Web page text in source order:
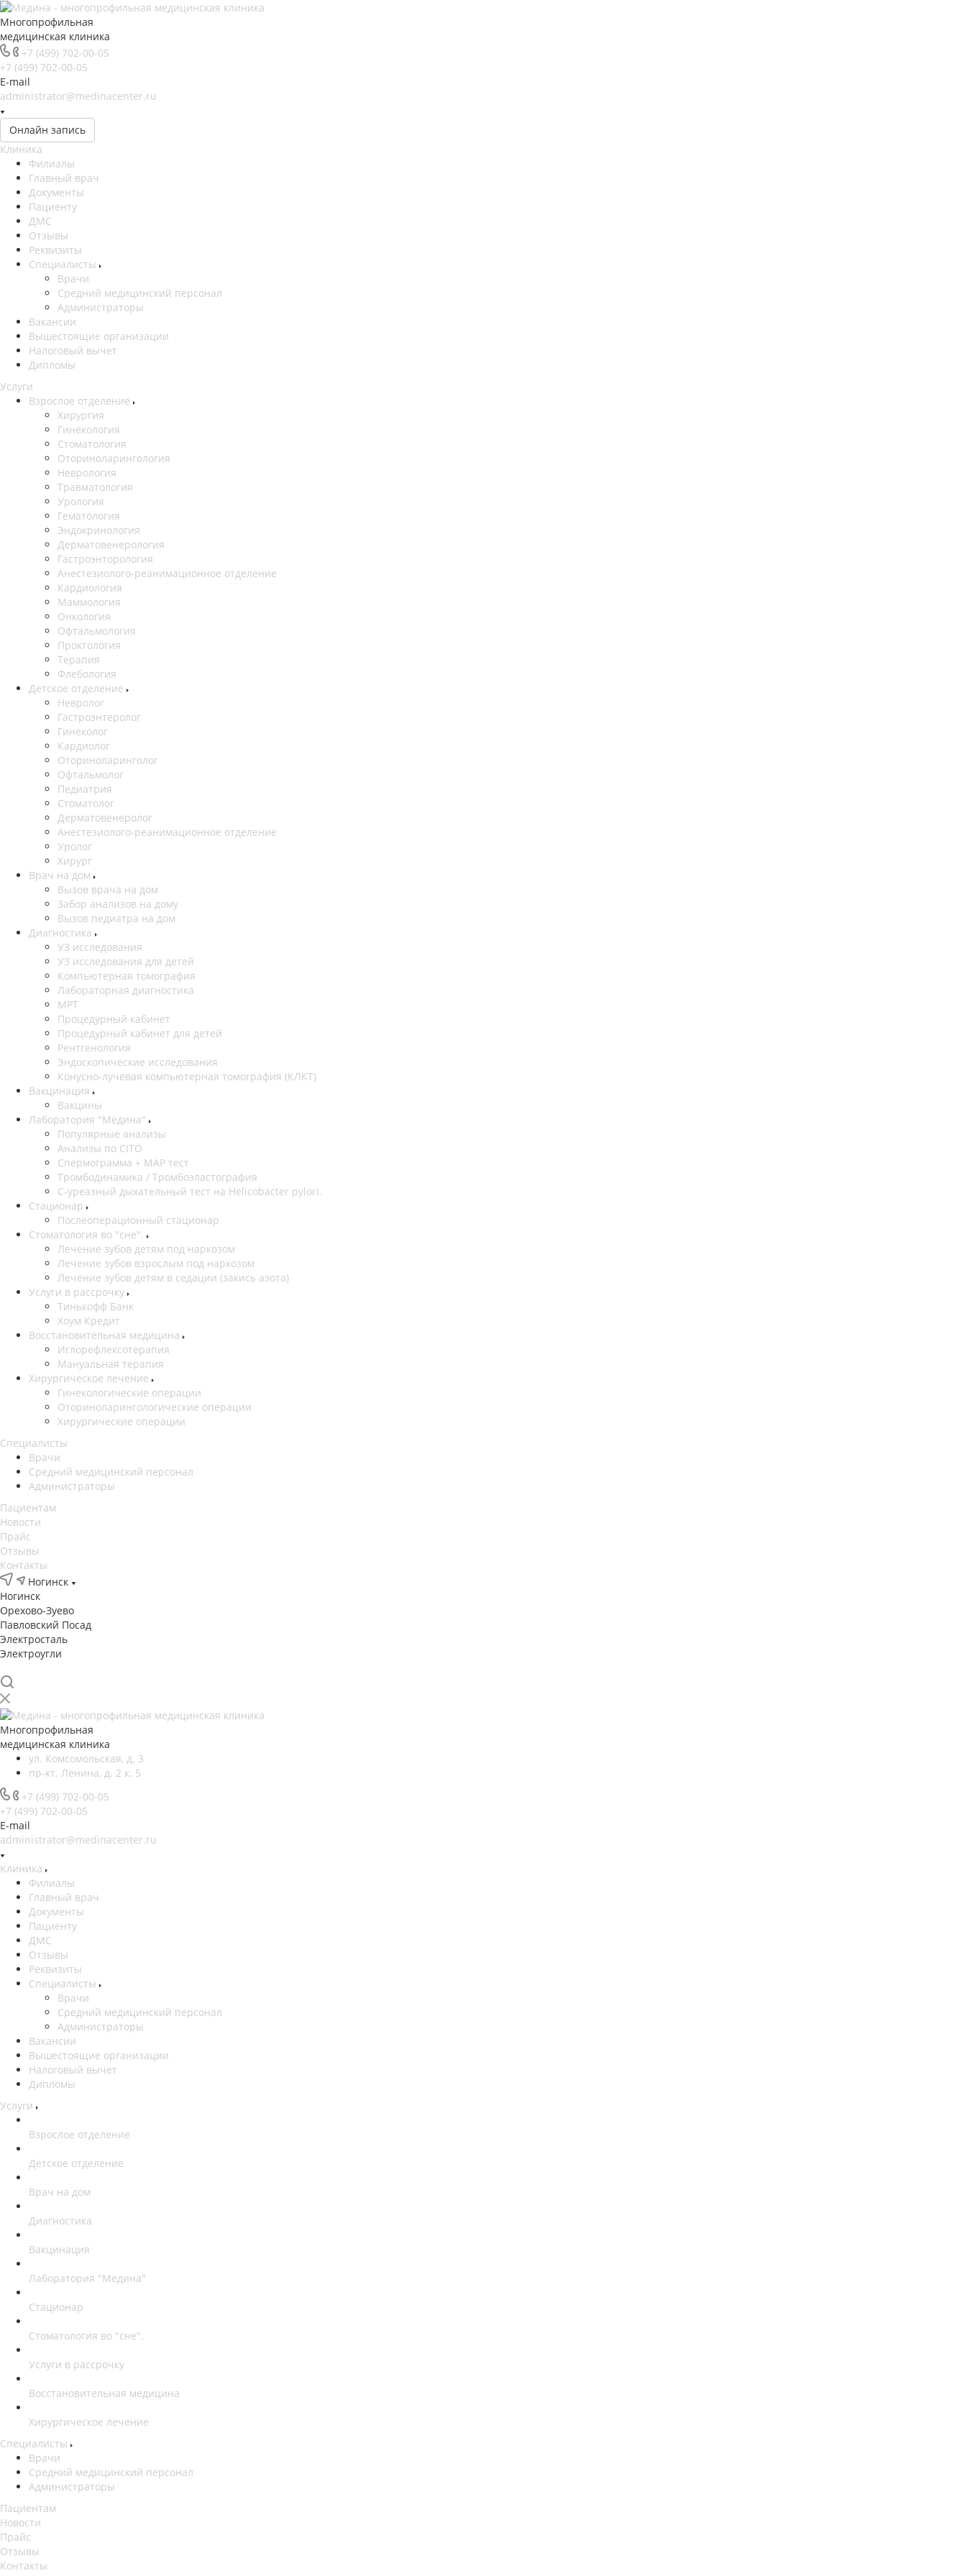
Многопрофильная
медицинская клиника
+7 (499) 702-00-05
+7 (499) 702-00-05
E-mail
administrator@medinacenter.ru
Онлайн запись
Клиника
Филиалы
Главный врач
Документы
Пациенту
ДМС
Отзывы
Реквизиты
Специалисты
Врачи
Средний медицинский персонал
Администраторы
Вакансии
Вышестоящие организации
Налоговый вычет
Дипломы
Услуги
Взрослое отделение
Хирургия
Гинекология
Стоматология
Оториноларингология
Неврология
Травматология
Урология
Гематология
Эндокринология
Дерматовенерология
Гастроэнторология
Анестезиолого-реанимационное отделение
Кардиология
Маммология
Онкология
Офтальмология
Проктология
Терапия
Флебология
Детское отделение
Невролог
Гастроэнтеролог
Гинеколог
Кардиолог
Оториноларинголог
Офтальмолог
Педиатрия
Стоматолог
Дерматовенеролог
Анестезиолого-реанимационное отделение
Уролог
Хирург
Врач на дом
Вызов врача на дом
Забор анализов на дому
Вызов педиатра на дом
Диагностика
УЗ исследования
УЗ исследования для детей
Компьютерная томография
Лабораторная диагностика
МРТ
Процедурный кабинет
Процедурный кабинет для детей
Рентгенология
Эндоскопические исследования
Конусно-лучевая компьютерная томография (КЛКТ)
Вакцинация
Вакцины
Лаборатория "Медина"
Популярные анализы
Анализы по CITO
Спермограмма + МАР тест
Тромбодинамика / Тромбоэластография
С-уреазный дыхательный тест на Helicobacter pylori.
Стационар
Послеоперационный стационар
Стоматология во "сне".
Лечение зубов детям под наркозом
Лечение зубов взрослым под наркозом
Лечение зубов детям в седации (закись азота)
Услуги в рассрочку
Тинькофф Банк
Хоум Кредит
Восстановительная медицина
Иглорефлексотерапия
Мануальная терапия
Хирургическое лечение
Гинекологические операции
Оториноларингологические операции
Хирургические операции
Специалисты
Врачи
Средний медицинский персонал
Администраторы
Пациентам
Новости
Прайс
Отзывы
Контакты
Ногинск
Ногинск
Орехово-Зуево
Павловский Посад
Электросталь
Электроугли
Многопрофильная
медицинская клиника
ул. Комсомольская, д. 3
пр-кт. Ленина, д. 2 к. 5
+7 (499) 702-00-05
+7 (499) 702-00-05
E-mail
administrator@medinacenter.ru
Клиника
Филиалы
Главный врач
Документы
Пациенту
ДМС
Отзывы
Реквизиты
Специалисты
Врачи
Средний медицинский персонал
Администраторы
Вакансии
Вышестоящие организации
Налоговый вычет
Дипломы
Услуги
Взрослое отделение
Детское отделение
Врач на дом
Диагностика
Вакцинация
Лаборатория "Медина"
Стационар
Стоматология во "сне".
Услуги в рассрочку
Восстановительная медицина
Хирургическое лечение
Специалисты
Врачи
Средний медицинский персонал
Администраторы
Пациентам
Новости
Прайс
Отзывы
Контакты